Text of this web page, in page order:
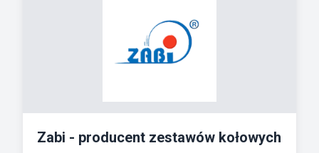
Zabi - producent zestawów kołowych